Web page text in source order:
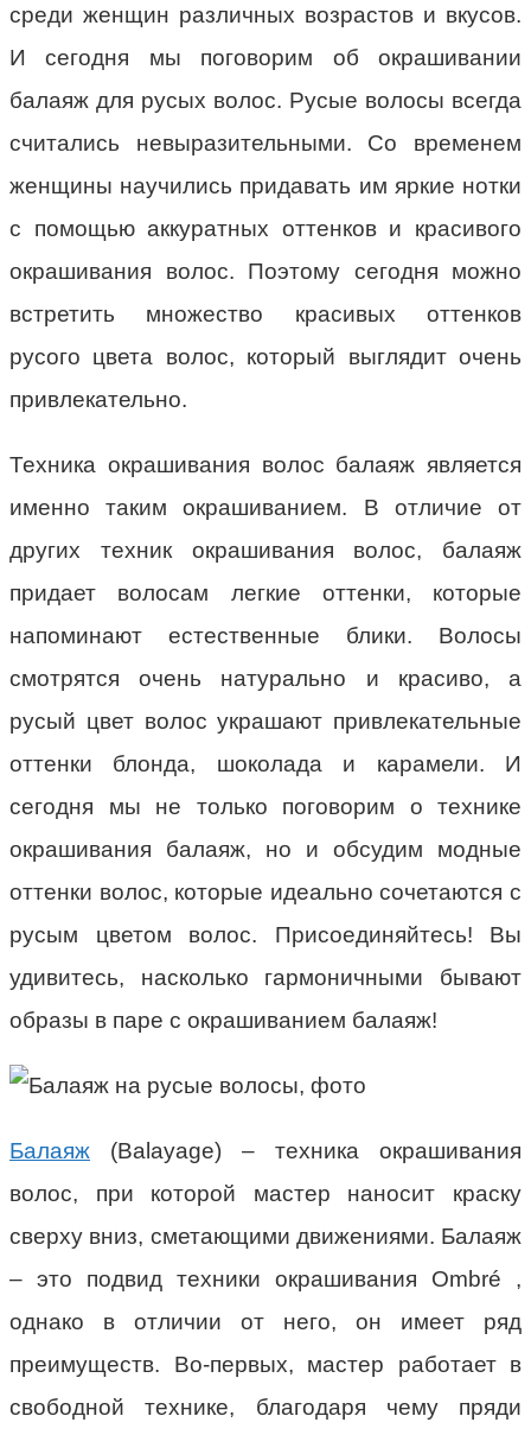
среди женщин различных возрастов и вкусов.
И сегодня мы поговорим об окрашивании
балаяж для русых волос. Русые волосы всегда
считались невыразительными. Со временем
женщины научились придавать им яркие нотки
с помощью аккуратных оттенков и красивого
окрашивания волос. Поэтому сегодня можно
встретить множество красивых оттенков
русого цвета волос, который выглядит очень
привлекательно.
Техника окрашивания волос балаяж является
именно таким окрашиванием. В отличие от
других техник окрашивания волос, балаяж
придает волосам легкие оттенки, которые
напоминают естественные блики. Волосы
смотрятся очень натурально и красиво, а
русый цвет волос украшают привлекательные
оттенки блонда, шоколада и карамели. И
сегодня мы не только поговорим о технике
окрашивания балаяж, но и обсудим модные
оттенки волос, которые идеально сочетаются с
русым цветом волос. Присоединяйтесь! Вы
удивитесь, насколько гармоничными бывают
образы в паре с окрашиванием балаяж!
Балаяж (Balayage) – техника окрашивания
волос, при которой мастер наносит краску
сверху вниз, сметающими движениями. Балаяж
– это подвид техники окрашивания Ombré ,
однако в отличии от него, он имеет ряд
преимуществ. Во-первых, мастер работает в
свободной технике, благодаря чему пряди